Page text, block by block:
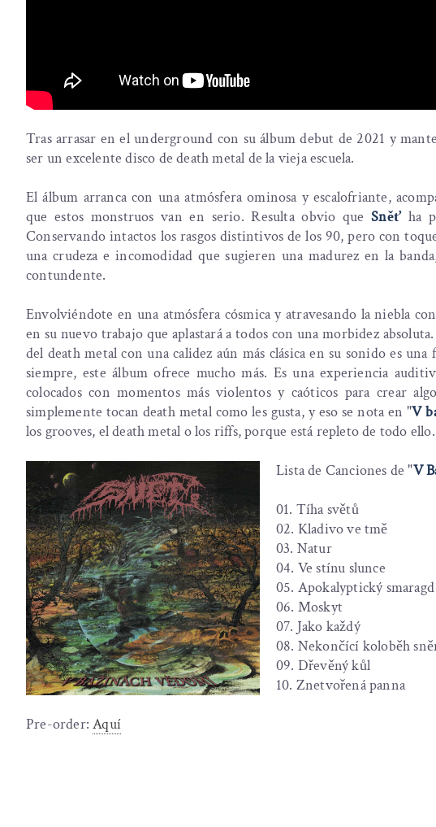
Tras arrasar en el underground con su álbum debut de 2021 y
ser un excelente disco de death metal de la vieja escuela.
El álbum arranca con una atmósfera ominosa y escalofriante,
que estos monstruos van en serio. Resulta obvio queSněťha
Conservando intactos los rasgos distintivos de los 90, pero con
una crudeza e incomodidad que sugieren una madurez en la
contundente.
Envolviéndote en una atmósfera cósmica y atravesando la niebla
en su nuevo trabajo que aplastará a todos con una morbidez
del death metal con una calidez aún más clásica en su sonido es
siempre, este álbum ofrece mucho más. Es una experiencia
colocados con momentos más violentos y caóticos para crear
simplemente tocan death metal como les gusta, y eso se nota en "V
los grooves, el death metal o los riffs, porque está repleto de todo ello.
Lista de Canciones de "V
01. Tíha světů
02. Kladivo ve tmě
03. Natur
04. Ve stínu slunce
05. Apokalyptický
06. Moskyt
07. Jako každý
08. Nekončící koloběh
09. Dřevěný kůl
10. Znetvořená panna
Pre-order:Aquí